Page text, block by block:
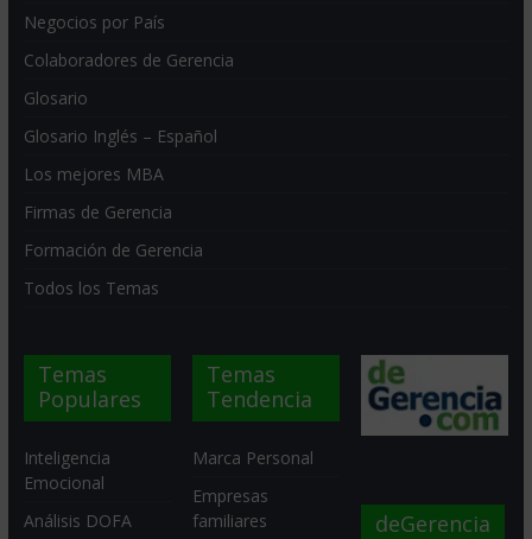
Negocios por País
Colaboradores de Gerencia
Glosario
Glosario Inglés – Español
Los mejores MBA
Firmas de Gerencia
Formación de Gerencia
Todos los Temas
Temas
Populares
Inteligencia
Emocional
Análisis DOFA
Temas
Tendencia
Marca Personal
Empresas
familiares
deGerencia